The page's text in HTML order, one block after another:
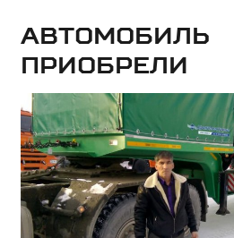
Автомобиль
приобрели